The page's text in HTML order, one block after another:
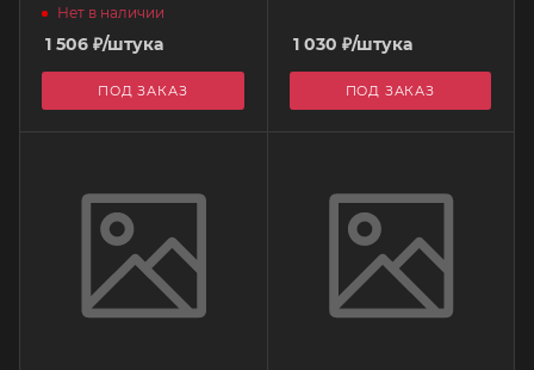
Нет в наличии
1 506 ₽/штука
ПОД ЗАКАЗ
1 030 ₽/штука
ПОД ЗАКАЗ